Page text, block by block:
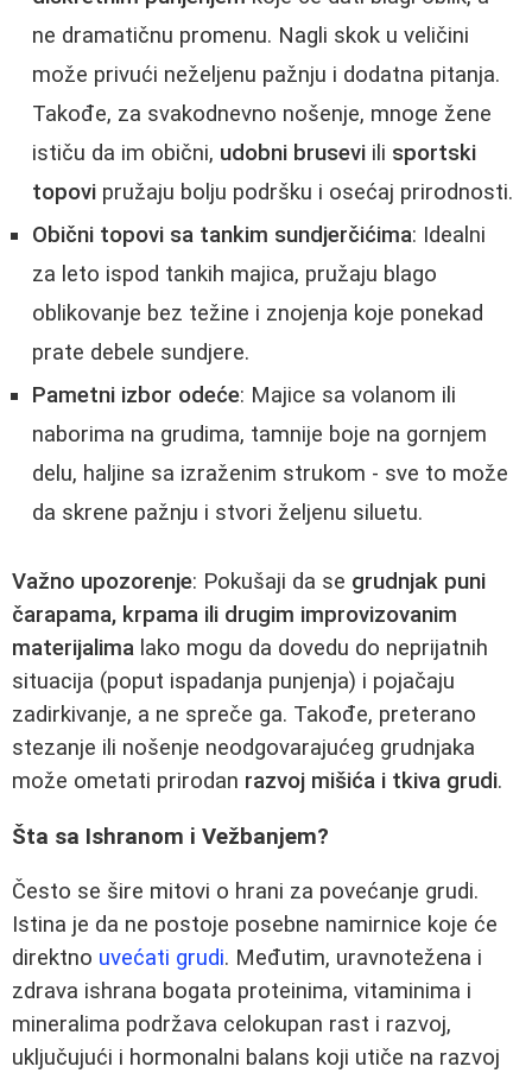
ne dramatičnu promenu. Nagli skok u veličini
može privući neželjenu pažnju i dodatna pitanja.
Takođe, za svakodnevno nošenje, mnoge žene
ističu da im obični, udobni brusevi ili sportski
topovi pružaju bolju podršku i osećaj prirodnosti.
Obični topovi sa tankim sundjerčićima: Idealni
za leto ispod tankih majica, pružaju blago
oblikovanje bez težine i znojenja koje ponekad
prate debele sundjere.
Pametni izbor odeće: Majice sa volanom ili
naborima na grudima, tamnije boje na gornjem
delu, haljine sa izraženim strukom - sve to može
da skrene pažnju i stvori željenu siluetu.
Važno upozorenje: Pokušaji da se grudnjak puni
čarapama, krpama ili drugim improvizovanim
materijalima lako mogu da dovedu do neprijatnih
situacija (poput ispadanja punjenja) i pojačaju
zadirkivanje, a ne spreče ga. Takođe, preterano
stezanje ili nošenje neodgovarajućeg grudnjaka
može ometati prirodan razvoj mišića i tkiva grudi.
Šta sa Ishranom i Vežbanjem?
Često se šire mitovi o hrani za povećanje grudi.
Istina je da ne postoje posebne namirnice koje će
direktno uvećati grudi. Međutim, uravnotežena i
zdrava ishrana bogata proteinima, vitaminima i
mineralima podržava celokupan rast i razvoj,
uključujući i hormonalni balans koji utiče na razvoj